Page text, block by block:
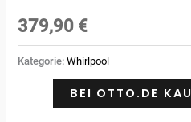
379,90 €
Kategorie:Whirlpool
BEI OTTO.DE